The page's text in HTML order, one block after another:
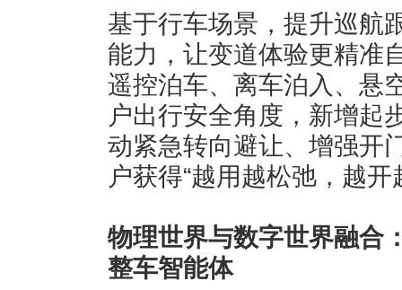
基于行车场景，提升巡航
能力，让变道体验更精准
遥控泊车、离车泊入、悬
户出行安全角度，新增起
动紧急转向避让、增强开
户获得“越用越松弛，越
物理世界与数字世界融合
整车智能体